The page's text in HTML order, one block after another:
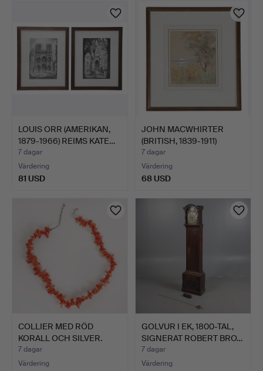
LOUIS ORR (AMERIKAN,
1879-1966) REIMS KATE…
7 dagar
Värdering
81 USD
JOHN MACWHIRTER
(BRITISH, 1839-1911)
"VIEW…
7 dagar
Värdering
68 USD
COLLIER MED RÖD
KORALL OCH SILVER.
7 dagar
Värdering
GOLVUR I EK, 1800-TAL,
SIGNERAT ROBERT BRO…
7 dagar
Värdering